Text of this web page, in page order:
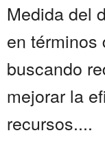
Medida del
en términos
buscando
mejorar la
recursos....